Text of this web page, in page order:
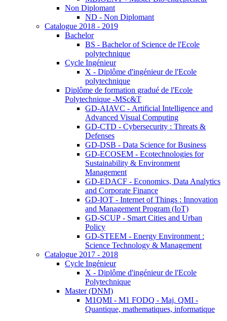
Non Diplomant
ND - Non Diplomant
Catalogue 2018 - 2019
Bachelor
BS - Bachelor of Science de l'Ecole
polytechnique
Cycle Ingénieur
X - Diplôme d'ingénieur de l'Ecole
polytechnique
Diplôme de formation gradué de l'Ecole
Polytechnique -MSc&T
GD-AIAVC - Artificial Intelligence and
Advanced Visual Computing
GD-CTD - Cybersecurity : Threats &
Defenses
GD-DSB - Data Science for Business
GD-ECOSEM - Ecotechnologies for
Sustainability & Environment
Management
GD-EDACF - Economics, Data Analytics
and Corporate Finance
GD-IOT - Internet of Things : Innovation
and Management Program (IoT)
GD-SCUP - Smart Cities and Urban
Policy
GD-STEEM - Energy Environment :
Science Technology & Management
Catalogue 2017 - 2018
Cycle Ingénieur
X - Diplôme d'ingénieur de l'Ecole
Polytechnique
Master (DNM)
M1QMI - M1 FODQ - Maj. QMI -
Quantique, mathematiques, informatique